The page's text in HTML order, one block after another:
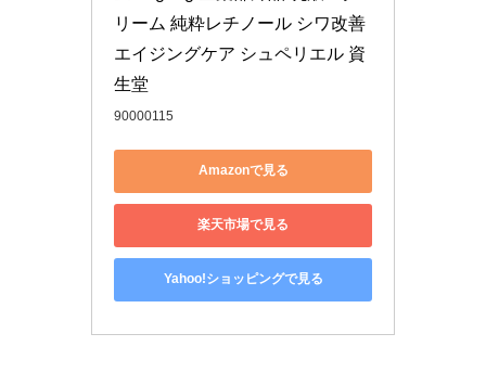
リーム 純粋レチノール シワ改善
エイジングケア シュペリエル 資
生堂
90000115
Amazonで見る
楽天市場で見る
Yahoo!ショッピングで見る